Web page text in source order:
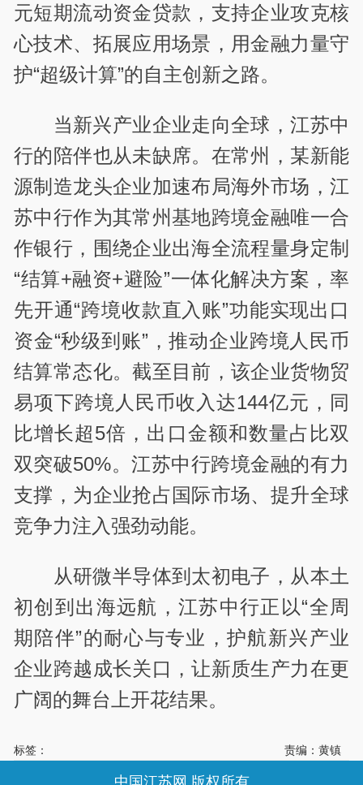
元短期流动资金贷款，支持企业攻克核
心技术、拓展应用场景，用金融力量守
护“超级计算”的自主创新之路。
当新兴产业企业走向全球，江苏中
行的陪伴也从未缺席。在常州，某新能
源制造龙头企业加速布局海外市场，江
苏中行作为其常州基地跨境金融唯一合
作银行，围绕企业出海全流程量身定制
“结算+融资+避险”一体化解决方案，率
先开通“跨境收款直入账”功能实现出口
资金“秒级到账”，推动企业跨境人民币
结算常态化。截至目前，该企业货物贸
易项下跨境人民币收入达144亿元，同
比增长超5倍，出口金额和数量占比双
双突破50%。江苏中行跨境金融的有力
支撑，为企业抢占国际市场、提升全球
竞争力注入强劲动能。
从研微半导体到太初电子，从本土
初创到出海远航，江苏中行正以“全周
期陪伴”的耐心与专业，护航新兴产业
企业跨越成长关口，让新质生产力在更
广阔的舞台上开花结果。
标签： 责编：黄镇
中国江苏网 版权所有